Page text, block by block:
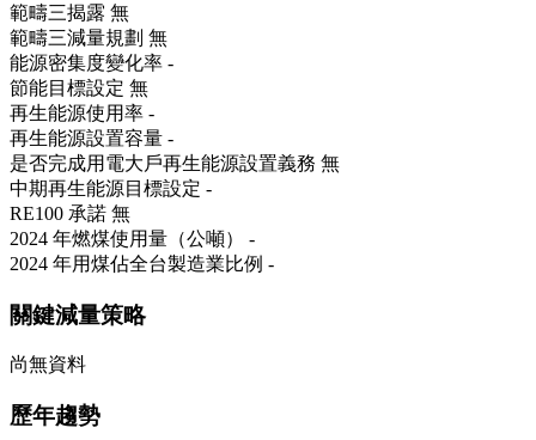
範疇三揭露 無
範疇三減量規劃 無
能源密集度變化率 -
節能目標設定 無
再生能源使用率 -
再生能源設置容量 -
是否完成用電大戶再生能源設置義務 無
中期再生能源目標設定 -
RE100 承諾 無
2024 年燃煤使用量（公噸） -
2024 年用煤佔全台製造業比例 -
關鍵減量策略
尚無資料
歷年趨勢